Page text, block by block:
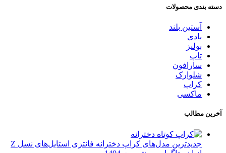
دسته بندی محصولات
آستین بلند
بادی
بولیز
تاپ
سارافون
شلوارک
کراپ
ماکسی
آخرین مطالب
جدیدترین مدل‌های کراپ دخترانه فانتزی استایل‌های نسل Z